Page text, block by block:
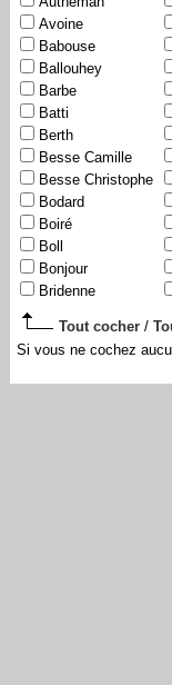
Avoine
Babouse
Ballouhey
Barbe
Batti
Berth
Besse Camille
Besse Christophe
Bodard
Boiré
Boll
Bonjour
Bridenne
Tout cocher /
Si vous ne cochez